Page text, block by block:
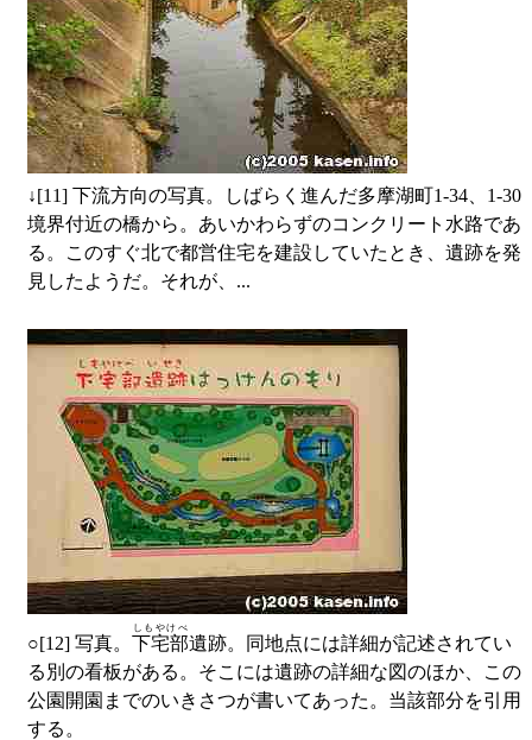
↓[11] 下流方向の写真。しばらく進んだ多摩湖町1-34、1-30
境界付近の橋から。あいかわらずのコンクリート水路であ
る。このすぐ北で都営住宅を建設していたとき、遺跡を発
見したようだ。それが、...
○[12] 写真。 下宅部
しもやけべ
遺跡。同地点には詳細が記述されてい
る別の看板がある。そこには遺跡の詳細な図のほか、この
公園開園までのいきさつが書いてあった。当該部分を引用
する。